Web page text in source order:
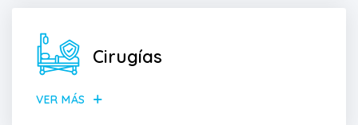
Cirugías
VER MÁS